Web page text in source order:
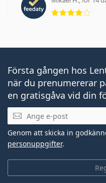
Första gången hos
när du prenumererar
en gratisgåva vid din
Mejladress
Genom att skicka in
personuppgifter.